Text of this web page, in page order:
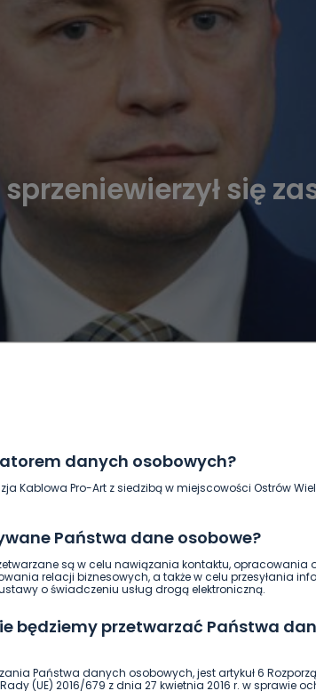
danych osobowych?
Kablowa Pro-Art z siedzibą w miejscowości Ostrów
Państwa dane osobowe?
są w celu nawiązania kontaktu, opracowania
relacji biznesowych, a także w celu przesyłania
o świadczeniu usług drogą elektroniczną.
będziemy przetwarzać Państwa
Państwa danych osobowych, jest artykuł 6
(UE) 2016/679 z dnia 27 kwietnia 2016 r. w sprawie
się
GOSPODARKA I FINANSE HISTORIA
WASZE INFO WSZYSTKICH ŚWIĘTYCH